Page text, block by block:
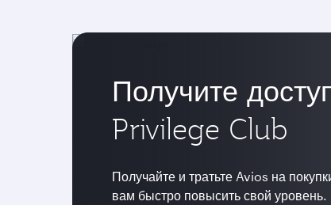
Получите
Privilege Club
Получайте и тратьте Avios на
вам быстро повысить свой